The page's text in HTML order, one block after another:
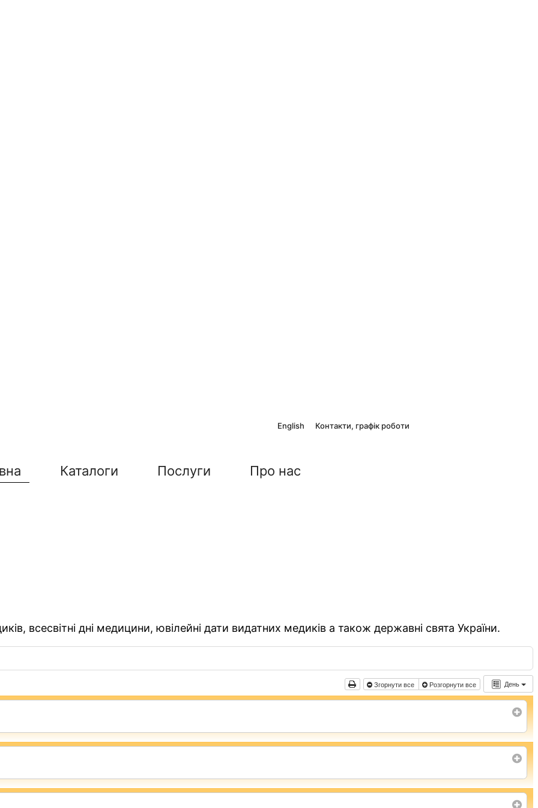
English Контакти, графік роботи
Каталоги Послуги Про нас
всесвітні дні медицини, ювілейні дати видатних медиків а також державні свята України.
День
Згорнути все Розгорнути все